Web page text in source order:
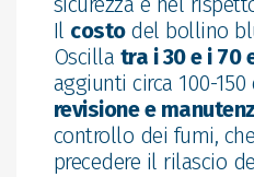
Il costo del bollino
Oscilla tra i 30 e i 70
aggiunti circa 100-
revisione e
controllo dei fumi,
precedere il rilascio